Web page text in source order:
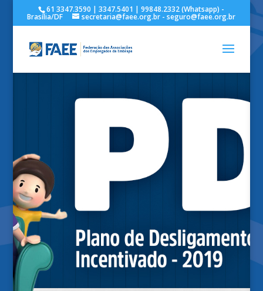
61 3347.3590 | 3347.5401 | 99848.2332 (Whatsapp) -
Brasília/DF secretaria@faee.org.br - seguro@faee.org.br